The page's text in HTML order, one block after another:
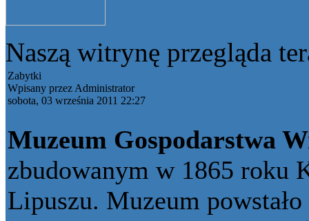
Naszą witrynę przegląda
Zabytki
Wpisany przez Administrator
sobota, 03 września 2011 22:27
Muzeum Gospodarstwa
zbudowanym w 1865 roku
Lipuszu. Muzeum